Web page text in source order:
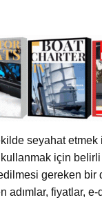
seyahat etmek
için
gereken
adımlar, fiyatlar,